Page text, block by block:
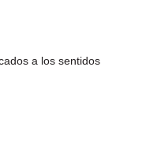
a los sentidos